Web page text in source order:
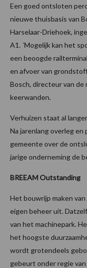
Een goed ontsloten
nieuwe thuisbasis van
Harselaar-Driehoek,
A1. ´Mogelijk kan het
een beoogde
en afvoer van
Bosch, directeur van de
keerwanden.
Verhuizen staat al
Na jarenlang overleg
gemeente over de
jarige onderneming de
BREEAM Outstanding
Het bouwrijp maken
eigen beheer uit.
van het machinepark.
het hoogste
wordt grotendeels
gebeurt onder regie